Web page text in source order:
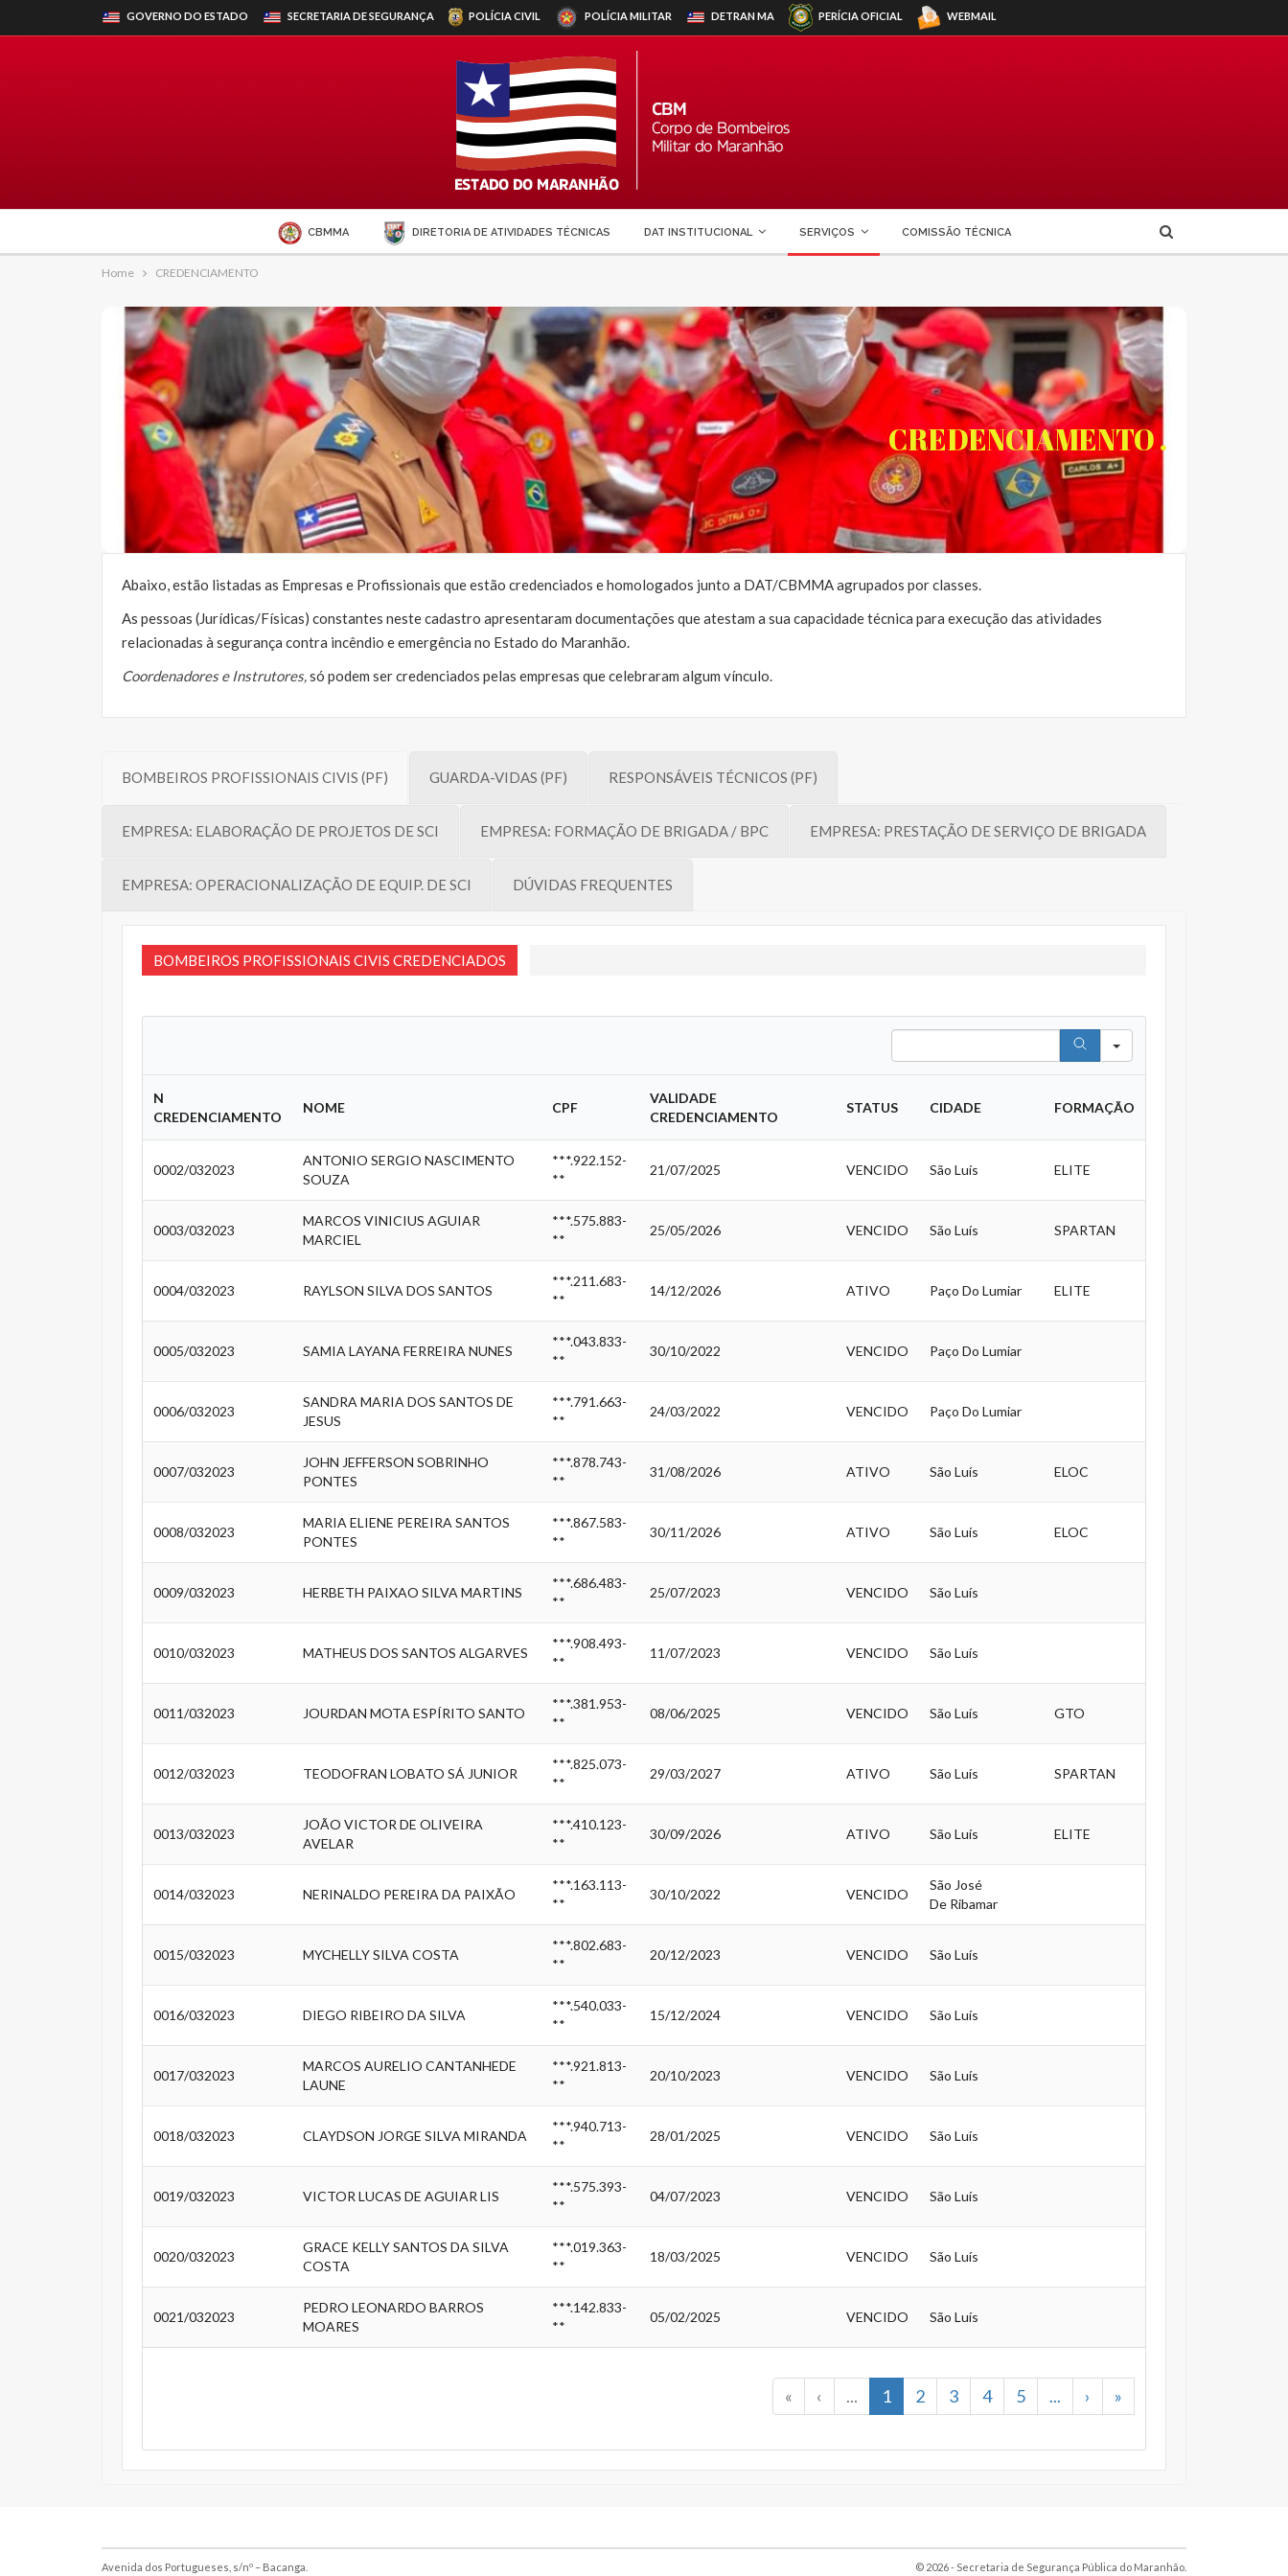
GOVERNO DO ESTADO SECRETARIA DE SEGURANÇA POLÍCIA CIVIL POLÍCIA MILITAR DETRANMA PERÍCIA OFICIAL WEBMAIL
CBMMA DIRETORIA DE ATIVIDADES TÉCNICAS DAT INSTITUCIONAL SERVIÇOS COMISSÃO TÉCNICA
Home CREDENCIAMENTO
CREDENCIAMENTO .
CREDENCIAMENTO
O credenciamento feito pelo CBMMA, visa garantir que as pessoas físicas e jurídicas que prestem serviços na área de segurança contra incêndio e emergência
possuam condições técnicas mínimas estipuladas pelas normas estaduais, federais e até internacionais, resguardando assim a segurança do consumidor e dos
cidadãos maranhenses.
Abaixo, estão listadas as Empresas e Profissionais que estão credenciados e homologados junto a DAT/CBMMA agrupados por classes.
As pessoas (Jurídicas/Físicas) constantes neste cadastro apresentaram documentações que atestam a sua capacidade técnica para execução das atividades
relacionadas à segurança contra incêndio e emergência no Estado do Maranhão.
Coordenadores e Instrutores,só podem ser credenciados pelas empresas que celebraram algum vínculo.
BOMBEIROS PROFISSIONAIS CIVIS (PF) GUARDA-VIDAS (PF) RESPONSÁVEIS TÉCNICOS (PF)
EMPRESA: ELABORAÇÃO DE PROJETOS DE SCI EMPRESA: FORMAÇÃO DE BRIGADA / BPC EMPRESA: PRESTAÇÃO DE SERVIÇO DE BRIGADA
EMPRESA: OPERACIONALIZAÇÃO DE EQUIP. DE SCI DÚVIDAS FREQUENTES
BOMBEIROS PROFISSIONAIS CIVIS CREDENCIADOS
Search
N
CREDENCIAMENTO
NOME CPF
VALIDADE
CREDENCIAMENTO
STATUS CIDADE FORMAÇÃO
« ‹ ... 1 2 3 4 5 ... › »
0002/032023
ANTONIO SERGIO NASCIMENTO
SOUZA
***.922.152-
**
21/07/2025 VENCIDO São Luís ELITE
0003/032023
MARCOS VINICIUS AGUIAR
MARCIEL
***.575.883-
**
25/05/2026 VENCIDO São Luís SPARTAN
0004/032023 RAYLSON SILVA DOS SANTOS
***.211.683-
**
14/12/2026 ATIVO Paço Do Lumiar ELITE
0005/032023 SAMIA LAYANA FERREIRA NUNES
***.043.833-
**
30/10/2022 VENCIDO Paço Do Lumiar
0006/032023
SANDRA MARIA DOS SANTOS DE
JESUS
***.791.663-
**
24/03/2022 VENCIDO Paço Do Lumiar
0007/032023
JOHN JEFFERSON SOBRINHO
PONTES
***.878.743-
**
31/08/2026 ATIVO São Luís ELOC
0008/032023
MARIA ELIENE PEREIRA SANTOS
PONTES
***.867.583-
**
30/11/2026 ATIVO São Luís ELOC
0009/032023 HERBETH PAIXAO SILVA MARTINS
***.686.483-
**
25/07/2023 VENCIDO São Luís
0010/032023 MATHEUS DOS SANTOS ALGARVES
***.908.493-
**
11/07/2023 VENCIDO São Luís
0011/032023 JOURDAN MOTA ESPÍRITO SANTO
***.381.953-
**
08/06/2025 VENCIDO São Luís GTO
0012/032023 TEODOFRAN LOBATO SÁ JUNIOR
***.825.073-
**
29/03/2027 ATIVO São Luís SPARTAN
0013/032023
JOÃO VICTOR DE OLIVEIRA
AVELAR
***.410.123-
**
30/09/2026 ATIVO São Luís ELITE
0014/032023 NERINALDO PEREIRA DA PAIXÃO
***.163.113-
**
30/10/2022 VENCIDO
São José
De Ribamar
0015/032023 MYCHELLY SILVA COSTA
***.802.683-
**
20/12/2023 VENCIDO São Luís
0016/032023 DIEGO RIBEIRO DA SILVA
***.540.033-
**
15/12/2024 VENCIDO São Luís
0017/032023
MARCOS AURELIO CANTANHEDE
LAUNE
***.921.813-
**
20/10/2023 VENCIDO São Luís
0018/032023 CLAYDSON JORGE SILVA MIRANDA
***.940.713-
**
28/01/2025 VENCIDO São Luís
0019/032023 VICTOR LUCAS DE AGUIAR LIS
***.575.393-
**
04/07/2023 VENCIDO São Luís
0020/032023
GRACE KELLY SANTOS DA SILVA
COSTA
***.019.363-
**
18/03/2025 VENCIDO São Luís
0021/032023
PEDRO LEONARDO BARROS
MOARES
***.142.833-
**
05/02/2025 VENCIDO São Luís
Avenida dos Portugueses, s/nº – Bacanga. © 2026 - Secretaria de Segurança Pública do Maranhão.